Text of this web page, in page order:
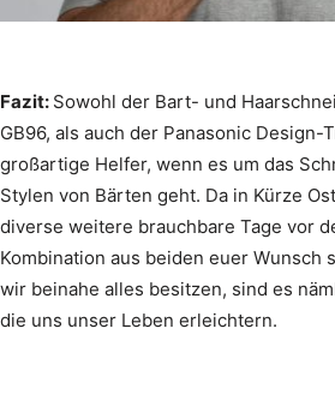
Fazit: Sowohl der Bart- und
GB96, als auch der Panasonic Design-
großartige Helfer, wenn es um das
Stylen von Bärten geht. Da in Kürze
diverse weitere brauchbare Tage vor
Kombination aus beiden euer Wunsch
wir beinahe alles besitzen, sind es
die uns unser Leben erleichtern.